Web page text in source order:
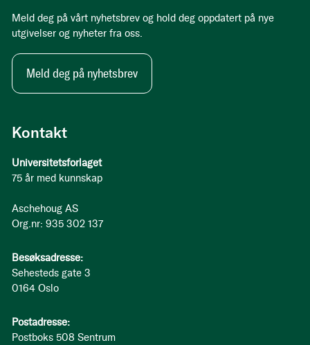
Kontakt
Universitetsforlaget
75 år med kunnskap
Aschehoug AS
Org.nr: 935 302 137
Besøksadresse:
Sehesteds gate 3
0164 Oslo
Postadresse:
Postboks 508 Sentrum
Meld deg på vårt nyhetsbrev og hold deg oppdatert på nye
utgivelser og nyheter fra oss.
Meld deg på nyhetsbrev